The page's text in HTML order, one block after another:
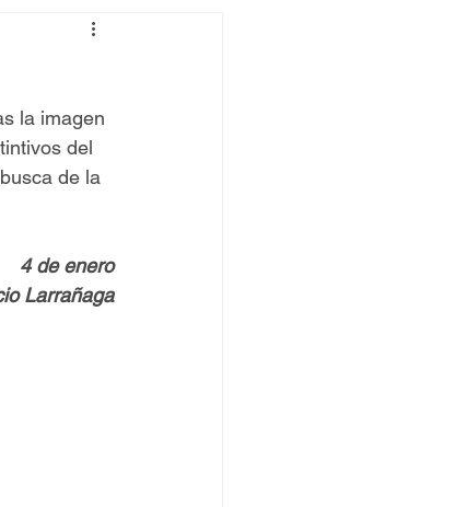
la imagen
del
de la
4 de enero
Larrañaga